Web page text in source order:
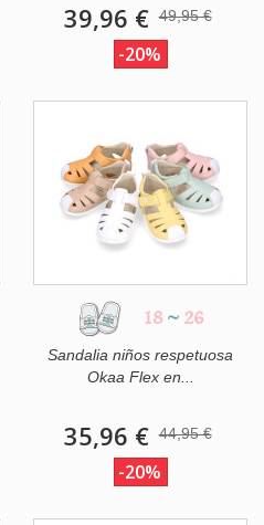
39,96 € 49,95 €
-20%
18 ~ 26
Sandalia niños respetuosa
Okaa Flex en...
35,96 € 44,95 €
-20%